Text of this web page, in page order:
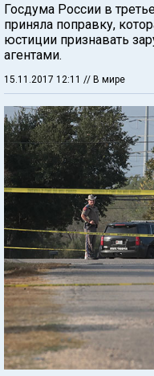
Госдума России в
приняла поправку,
юстиции признавать
агентами.
15.11.2017 12:11 // В мире